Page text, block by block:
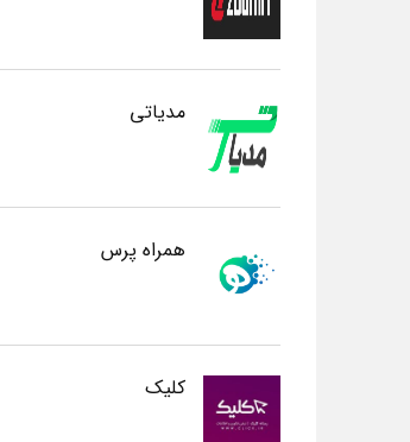
مدیاتی
همراه پرس
کلیک